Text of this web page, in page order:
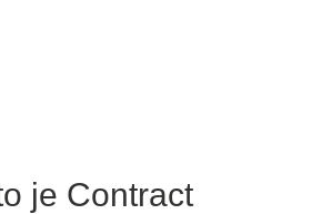
je Contract